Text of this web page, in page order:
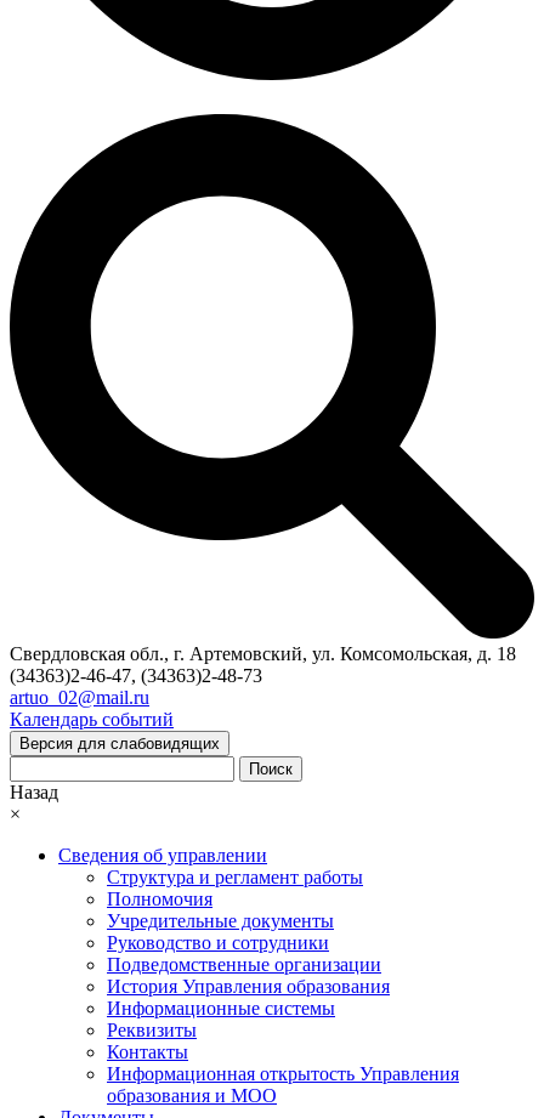
Свердловская обл., г. Артемовский, ул. Комсомольская, д. 18
(34363)2-46-47, (34363)2-48-73
artuo_02@mail.ru
Календарь событий
Версия для слабовидящих
Поиск
Назад
×
Сведения об управлении
Структура и регламент работы
Полномочия
Учредительные документы
Руководство и сотрудники
Подведомственные организации
История Управления образования
Информационные системы
Реквизиты
Контакты
Информационная открытость Управления
образования и МОО